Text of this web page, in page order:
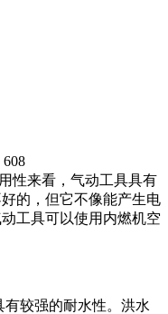
性来看，气动工具具有
的，但它不像能产生电
工具可以使用内燃机空
较强的耐水性。洪水